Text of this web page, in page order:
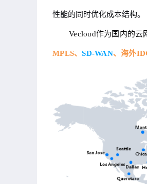
性能的同时优化成本结构。
Vecloud作为国内的云
MPLS、SD-WAN、海外